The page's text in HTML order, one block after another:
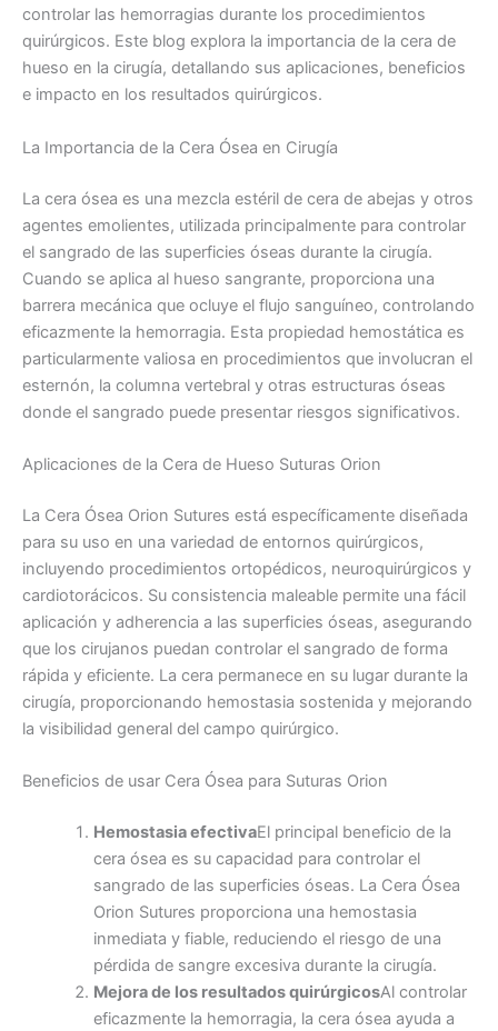
controlar las hemorragias durante los procedimientos
quirúrgicos. Este blog explora la importancia de la cera de
hueso en la cirugía, detallando sus aplicaciones, beneficios
e impacto en los resultados quirúrgicos.
La Importancia de la Cera Ósea en Cirugía
La cera ósea es una mezcla estéril de cera de abejas y otros
agentes emolientes, utilizada principalmente para controlar
el sangrado de las superficies óseas durante la cirugía.
Cuando se aplica al hueso sangrante, proporciona una
barrera mecánica que ocluye el flujo sanguíneo, controlando
eficazmente la hemorragia. Esta propiedad hemostática es
particularmente valiosa en procedimientos que involucran el
esternón, la columna vertebral y otras estructuras óseas
donde el sangrado puede presentar riesgos significativos.
Aplicaciones de la Cera de Hueso Suturas Orion
La Cera Ósea Orion Sutures está específicamente diseñada
para su uso en una variedad de entornos quirúrgicos,
incluyendo procedimientos ortopédicos, neuroquirúrgicos y
cardiotorácicos. Su consistencia maleable permite una fácil
aplicación y adherencia a las superficies óseas, asegurando
que los cirujanos puedan controlar el sangrado de forma
rápida y eficiente. La cera permanece en su lugar durante la
cirugía, proporcionando hemostasia sostenida y mejorando
la visibilidad general del campo quirúrgico.
Beneficios de usar Cera Ósea para Suturas Orion
Hemostasia efectivaEl principal beneficio de la
cera ósea es su capacidad para controlar el
sangrado de las superficies óseas. La Cera Ósea
Orion Sutures proporciona una hemostasia
inmediata y fiable, reduciendo el riesgo de una
pérdida de sangre excesiva durante la cirugía.
Mejora de los resultados quirúrgicosAl controlar
eficazmente la hemorragia, la cera ósea ayuda a